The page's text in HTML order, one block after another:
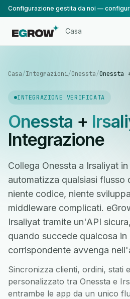
Casa
Casa/Integrazioni/Onessta/
INTEGRAZIONE VERIFICATA
Onessta +
Integrazione
Collega Onessta a Irsaliyat
automatizza qualsiasi flusso
niente codice, niente
middleware complicati.
Irsaliyat tramite un'API
quando succede qualcosa
corrispondente avvenga
Sincronizza clienti, ordini, stati
personalizzato tra Onessta e
entrambe le app da un unico